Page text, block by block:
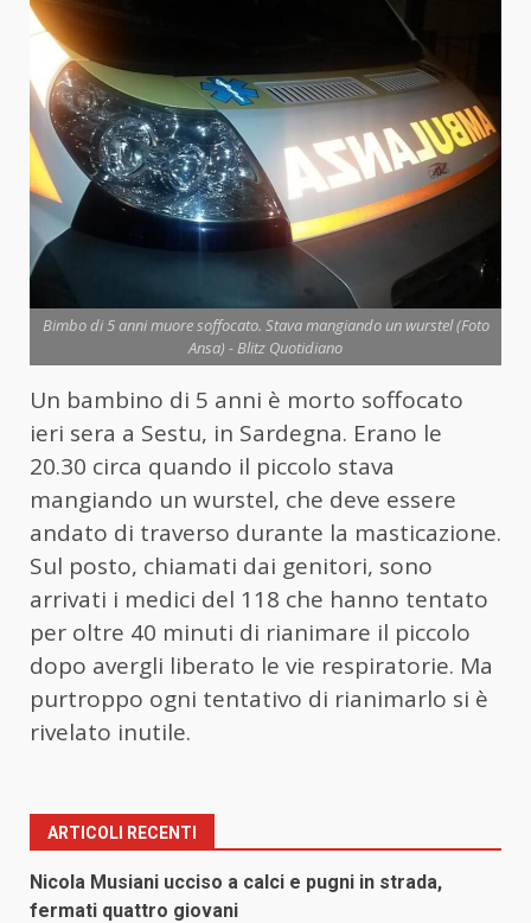
Bimbo di 5 anni muore soffocato. Stava mangiando un wurstel (Foto
Ansa) - Blitz Quotidiano
Un bambino di 5 anni è morto soffocato
ieri sera a Sestu, in Sardegna. Erano le
20.30 circa quando il piccolo stava
mangiando un wurstel, che deve essere
andato di traverso durante la masticazione.
Sul posto, chiamati dai genitori, sono
arrivati i medici del 118 che hanno tentato
per oltre 40 minuti di rianimare il piccolo
dopo avergli liberato le vie respiratorie. Ma
purtroppo ogni tentativo di rianimarlo si è
rivelato inutile.
ARTICOLI RECENTI
Nicola Musiani ucciso a calci e pugni in strada,
fermati quattro giovani